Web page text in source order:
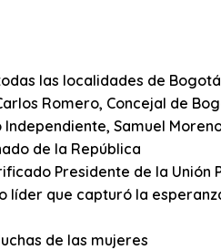
las localidades de Bogotá
Romero, Concejal de
Samuel
de la República
Presidente de la
líder que capturó la
de las mujeres